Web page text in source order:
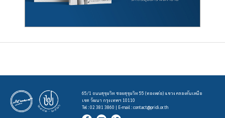
65/1 ถนนสุขุมวิท ซอยสุขุมวิท 55 (ทองหล่อ) แขวง คลองตันเหนือ
เขต วัฒนา กรุงเทพฯ 10110
Tel : 02 381 3860 | E-mail :contact@pridi.or.th